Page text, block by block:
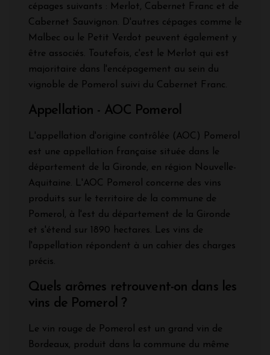
cépages suivants : Merlot, Cabernet Franc et de
Cabernet Sauvignon. D'autres cépages comme le
Malbec ou le Petit Verdot peuvent également y
être associés. Toutefois, c'est le Merlot qui est
majoritaire dans l'encépagement au sein du
vignoble de Pomerol suivi du Cabernet Franc.
Appellation - AOC Pomerol
L'appellation d'origine contrôlée (AOC) Pomerol
est une appellation française située dans le
département de la Gironde, en région Nouvelle-
Aquitaine. L'AOC Pomerol concerne des vins
produits sur le territoire de la commune de
Pomerol, à l'est du département de la Gironde
et s'étend sur 1890 hectares. Les vins de
l'appellation répondent à un cahier des charges
précis.
Quels arômes retrouvent-on dans les
vins de Pomerol ?
Le vin rouge de Pomerol est un grand vin de
Bordeaux, produit dans la commune du même